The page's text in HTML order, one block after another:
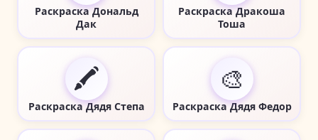
Раскраска Дональд
Дак
Раскраска Дракоша
Тоша
🖍️
Раскраска Дядя Степа
🎨
Раскраска Дядя Федор